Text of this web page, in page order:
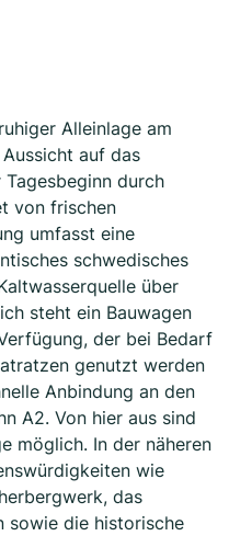
Alleinlage am
auf das
durch
von frischen
umfasst eine
schwedisches
über
steht ein Bauwagen
der bei Bedarf
genutzt werden
Anbindung an den
A2. Von hier aus sind
möglich. In der näheren
wie
das
sowie die historische